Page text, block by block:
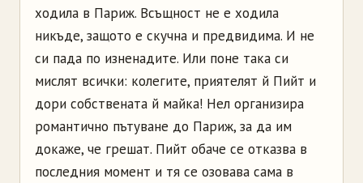
ходила в Париж. Всъщност не е ходила
никъде, защото е скучна и предвидима. И не
си пада по изненадите. Или поне така си
мислят всички: колегите, приятелят й Пийт и
дори собствената й майка! Нел организира
романтично пътуване до Париж, за да им
докаже, че грешат. Пийт обаче се отказва в
последния момент и тя се озовава сама в